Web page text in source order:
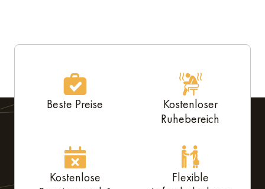
Beste Preise
Kostenloser
Ruhebereich
Kostenlose
Flexible